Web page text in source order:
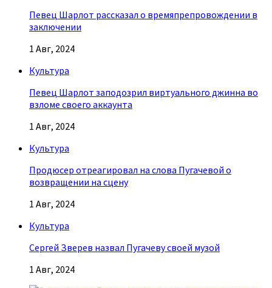
Певец Шарлот рассказал о времяпрепровождении в
заключении
1 Авг, 2024
Культура
Певец Шарлот заподозрил виртуального джинна во
взломе своего аккаунта
1 Авг, 2024
Культура
Продюсер отреагировал на слова Пугачевой о
возвращении на сцену
1 Авг, 2024
Культура
Сергей Зверев назвал Пугачеву своей музой
1 Авг, 2024